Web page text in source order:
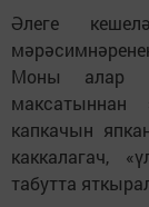
Әлеге
Моны алар
капкачын
каккалагач,
табутта